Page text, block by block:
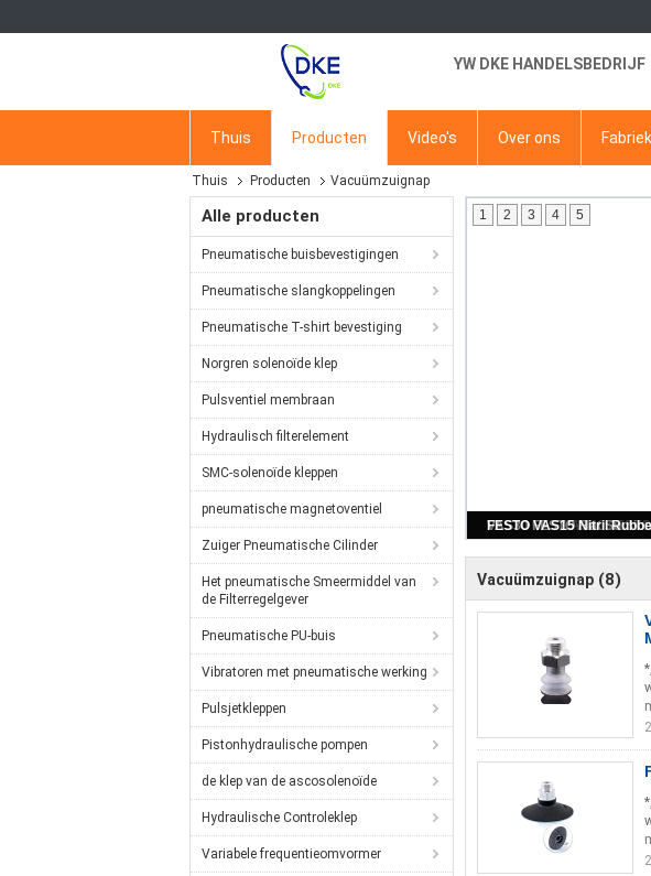
YW DKE HANDELSBEDRIJF
Thuis Producten Video's Over ons
Thuis Producten Vacuümzuignap
Alle producten
Pneumatische buisbevestigingen
Pneumatische slangkoppelingen
Pneumatische T-shirt bevestiging
Norgren solenoïde klep
Pulsventiel membraan
Hydraulisch filterelement
SMC-solenoïde kleppen
pneumatische magnetoventiel
Zuiger Pneumatische Cilinder
Het pneumatische Smeermiddel van
de Filterregelgever
Pneumatische PU-buis
Vibratoren met pneumatische werking
Pulsjetkleppen
Pistonhydraulische pompen
de klep van de ascosolenoïde
Hydraulische Controleklep
Variabele frequentieomvormer
FESTO
VAS40
1 2 3 4 5
Vacuümzuignap (8)